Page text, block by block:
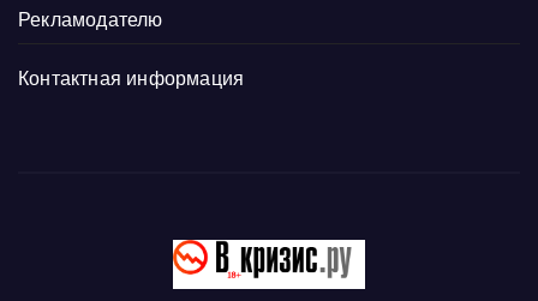
Рекламодателю
Контактная информация